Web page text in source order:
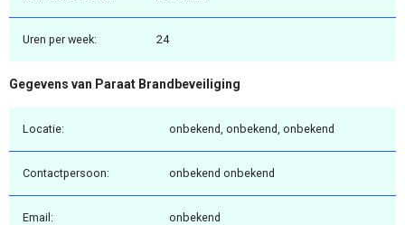
Uren per week: 24
Gegevens van Paraat Brandbeveiliging
Locatie: onbekend, onbekend, onbekend
Contactpersoon: onbekend onbekend
Email: onbekend